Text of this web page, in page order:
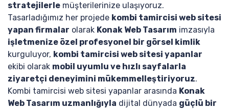
stratejilerle müşterilerinize ulaşıyoruz.
Tasarladığımız her projede kombi tamircisi web sitesi
yapan firmalar olarak Konak Web Tasarım imzasıyla
işletmenize özel profesyonel bir görsel kimlik
kurguluyor, kombi tamircisi web sitesi yapanlar
ekibi olarak mobil uyumlu ve hızlı sayfalarla
ziyaretçi deneyimini mükemmelleştiriyoruz.
Kombi tamircisi web sitesi yapanlar arasında Konak
Web Tasarım uzmanlığıyla dijital dünyada güçlü bir